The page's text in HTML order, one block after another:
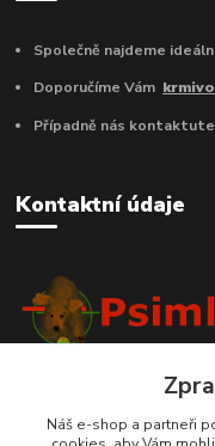
Společně najdeme
Doporučíme Vám
Případně nás
Kontaktní údaje
Náš e-shop a partneři